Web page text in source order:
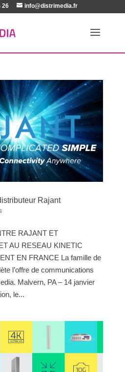
26 info@distrimedia.fr
Rajant
RAJANT ET
AU RESEAU KINETIC
EN FRANCE La famille de
l’offre de communications
Malvern, PA – 14 janvier
le...